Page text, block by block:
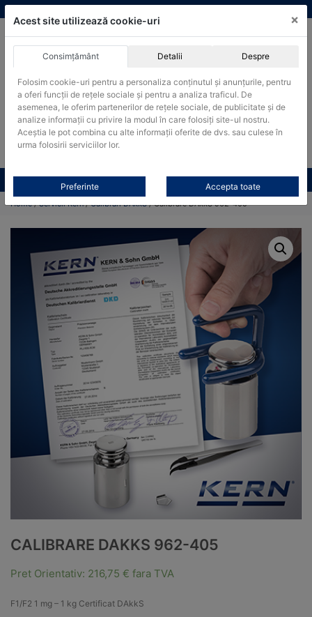
Skip
to
Produsele pot fi achizitionate si in sistemul SEAP / SICAP
Products
search
CAUTARE
Toate produsele CONTACT
Home/Servicii Kern/Calibrari DAkkS/ Calibrare DAkkS 962-405
CALIBRARE DAKKS 962-405
Pret Orientativ: 216,75 € fara TVA
F1/F2 1 mg – 1 kg Certificat DAkkS
Acest site utilizează cookie-uri ×
Consimțământ Detalii Despre
Folosim cookie-uri pentru a personaliza conținutul și anunțurile, pentru
a oferi funcții de rețele sociale și pentru a analiza traficul. De
asemenea, le oferim partenerilor de rețele sociale, de publicitate și de
analize informații cu privire la modul în care folosiți site-ul nostru.
Aceștia le pot combina cu alte informații oferite de dvs. sau culese în
urma folosirii serviciilor lor.
Preferinte Accepta toate